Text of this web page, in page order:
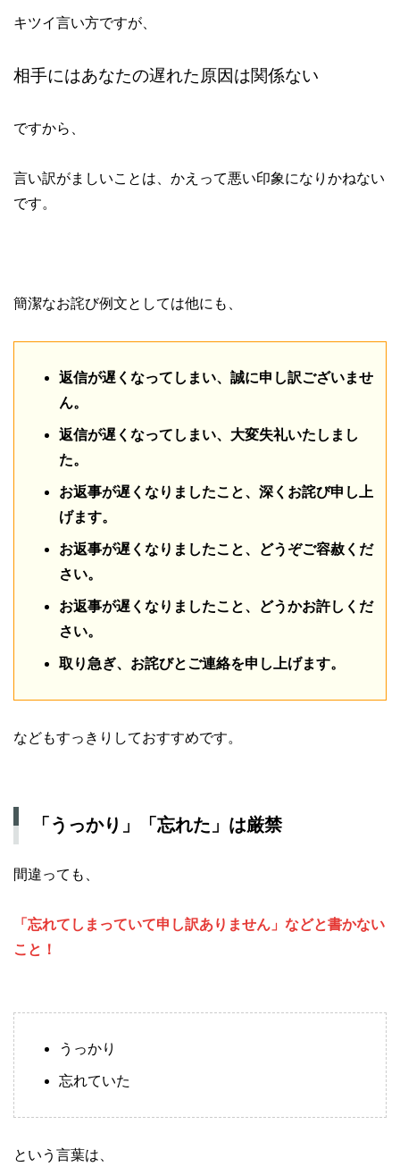
キツイ言い方ですが、
相手にはあなたの遅れた原因は関係ない
ですから、
言い訳がましいことは、かえって悪い印象になりかねない
です。
簡潔なお詫び例文としては他にも、
返信が遅くなってしまい、誠に申し訳ございませ
ん。
返信が遅くなってしまい、大変失礼いたしまし
た。
お返事が遅くなりましたこと、深くお詫び申し上
げます。
お返事が遅くなりましたこと、どうぞご容赦くだ
さい。
お返事が遅くなりましたこと、どうかお許しくだ
さい。
取り急ぎ、お詫びとご連絡を申し上げます。
などもすっきりしておすすめです。
「うっかり」「忘れた」は厳禁
間違っても、
「忘れてしまっていて申し訳ありません」などと書かない
こと！
うっかり
忘れていた
という言葉は、